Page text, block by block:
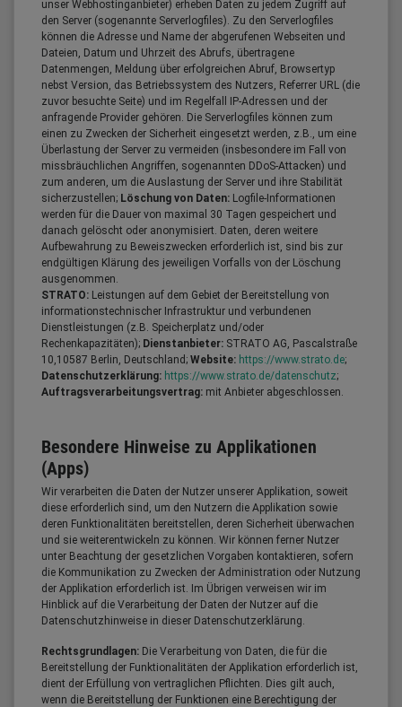
unser Webhostinganbieter) erheben Daten zu jedem Zugriff auf
den Server (sogenannte Serverlogfiles). Zu den Serverlogfiles
können die Adresse und Name der abgerufenen Webseiten und
Dateien, Datum und Uhrzeit des Abrufs, übertragene
Datenmengen, Meldung über erfolgreichen Abruf, Browsertyp
nebst Version, das Betriebssystem des Nutzers, Referrer URL (die
zuvor besuchte Seite) und im Regelfall IP-Adressen und der
anfragende Provider gehören. Die Serverlogfiles können zum
einen zu Zwecken der Sicherheit eingesetzt werden, z.B., um eine
Überlastung der Server zu vermeiden (insbesondere im Fall von
missbräuchlichen Angriffen, sogenannten DDoS-Attacken) und
zum anderen, um die Auslastung der Server und ihre Stabilität
sicherzustellen; Löschung von Daten: Logfile-Informationen
werden für die Dauer von maximal 30 Tagen gespeichert und
danach gelöscht oder anonymisiert. Daten, deren weitere
Aufbewahrung zu Beweiszwecken erforderlich ist, sind bis zur
endgültigen Klärung des jeweiligen Vorfalls von der Löschung
ausgenommen.
STRATO: Leistungen auf dem Gebiet der Bereitstellung von
informationstechnischer Infrastruktur und verbundenen
Dienstleistungen (z.B. Speicherplatz und/oder
Rechenkapazitäten); Dienstanbieter: STRATO AG, Pascalstraße
10,10587 Berlin, Deutschland; Website: https://www.strato.de;
Datenschutzerklärung: https://www.strato.de/datenschutz;
Auftragsverarbeitungsvertrag: mit Anbieter abgeschlossen.
Besondere Hinweise zu Applikationen
(Apps)
Wir verarbeiten die Daten der Nutzer unserer Applikation, soweit
diese erforderlich sind, um den Nutzern die Applikation sowie
deren Funktionalitäten bereitstellen, deren Sicherheit überwachen
und sie weiterentwickeln zu können. Wir können ferner Nutzer
unter Beachtung der gesetzlichen Vorgaben kontaktieren, sofern
die Kommunikation zu Zwecken der Administration oder Nutzung
der Applikation erforderlich ist. Im Übrigen verweisen wir im
Hinblick auf die Verarbeitung der Daten der Nutzer auf die
Datenschutzhinweise in dieser Datenschutzerklärung.
Rechtsgrundlagen: Die Verarbeitung von Daten, die für die
Bereitstellung der Funktionalitäten der Applikation erforderlich ist,
dient der Erfüllung von vertraglichen Pflichten. Dies gilt auch,
wenn die Bereitstellung der Funktionen eine Berechtigung der